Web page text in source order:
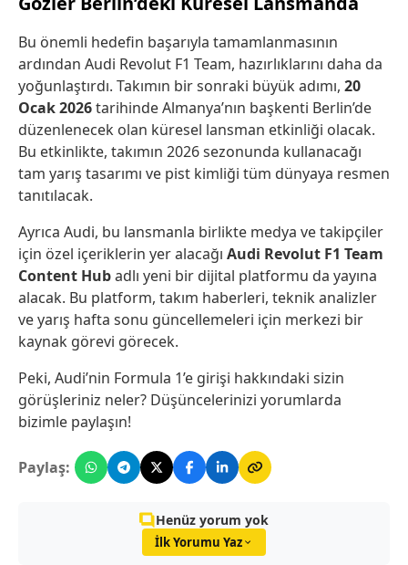
Bu önemli hedefin başarıyla tamamlanmasının
ardından Audi Revolut F1 Team, hazırlıklarını daha da
yoğunlaştırdı. Takımın bir sonraki büyük adımı, 20
Ocak 2026tarihinde Almanya’nın başkenti Berlin’de
düzenlenecek olan küresel lansman etkinliği olacak.
Bu etkinlikte, takımın 2026 sezonunda kullanacağı
tam yarış tasarımı ve pist kimliği tüm dünyaya resmen
tanıtılacak.
Ayrıca Audi, bu lansmanla birlikte medya ve takipçiler
için özel içeriklerin yer alacağı Audi Revolut F1 Team
Content Hubadlı yeni bir dijital platformu da yayına
alacak. Bu platform, takım haberleri, teknik analizler
ve yarış hafta sonu güncellemeleri için merkezi bir
kaynak görevi görecek.
Peki, Audi’nin Formula 1’e girişi hakkındaki sizin
görüşleriniz neler? Düşüncelerinizi yorumlarda
bizimle paylaşın!
Paylaş:
Henüz yorum yok
İlk Yorumu Yaz